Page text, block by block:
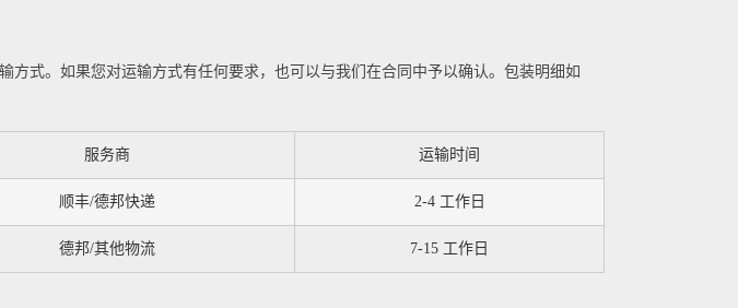
式。如果您对运输方式有任何要求，也可以与我们在合同中予以确认。包装明细如
服务商 运输时间
顺丰/德邦快递 2-4 工作日
德邦/其他物流 7-15 工作日